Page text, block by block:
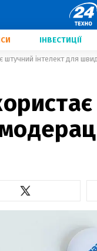
ІНВЕСТИЦІЇ
штучний інтелект для